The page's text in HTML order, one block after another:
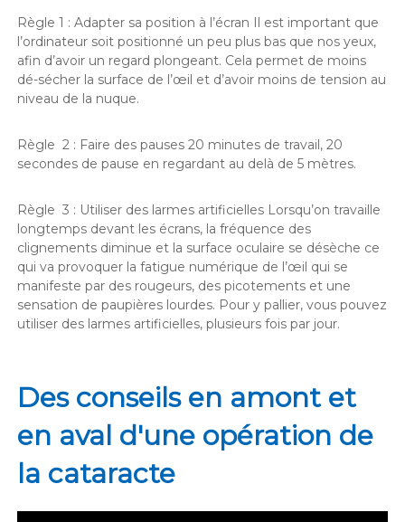
Règle 1 : Adapter sa position à l’écran Il est important que
l’ordinateur soit positionné un peu plus bas que nos yeux,
afin d’avoir un regard plongeant. Cela permet de moins
dé-sécher la surface de l’œil et d’avoir moins de tension au
niveau de la nuque.
Règle 2 : Faire des pauses 20 minutes de travail, 20
secondes de pause en regardant au delà de 5 mètres.
Règle 3 : Utiliser des larmes artificielles Lorsqu’on travaille
longtemps devant les écrans, la fréquence des
clignements diminue et la surface oculaire se désèche ce
qui va provoquer la fatigue numérique de l’œil qui se
manifeste par des rougeurs, des picotements et une
sensation de paupières lourdes. Pour y pallier, vous pouvez
utiliser des larmes artificielles, plusieurs fois par jour.
Des conseils en amont et
en aval d'une opération de
la cataracte